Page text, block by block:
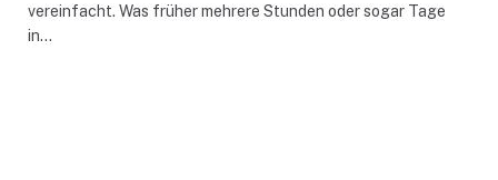
vereinfacht. Was früher mehrere Stunden oder sogar Tage
in…